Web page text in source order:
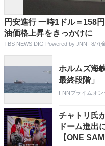
円安進行 一時1ドル＝158
油価格上昇をきっかけに
TBS NEWS DIG Powered by JNN 8/7(
ホルムズ海
最終段階」
FNNプライムオン
チャトリ氏
ドーム進出
【ONE